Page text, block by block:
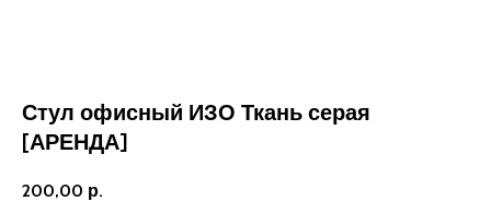
Стул офисный ИЗО Ткань серая
[АРЕНДА]
200,00 р.